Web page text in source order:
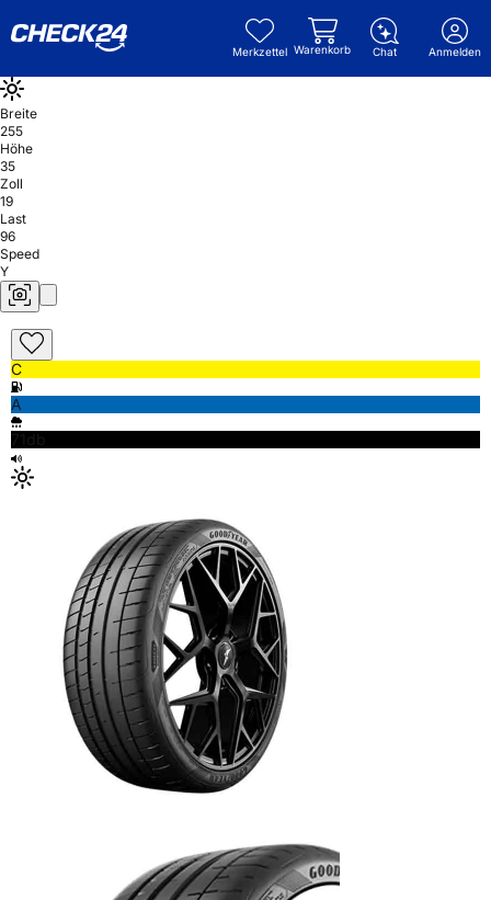
Merkzettel Warenkorb Chat Anmelden
Breite
255
Höhe
35
Zoll
19
Last
96
Speed
Y
C
A
71db